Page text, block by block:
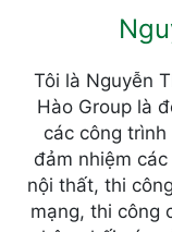
Tôi là Nguyễn
Hào Group là
các công
đảm nhiệm
nội thất, thi
mạng, thi công